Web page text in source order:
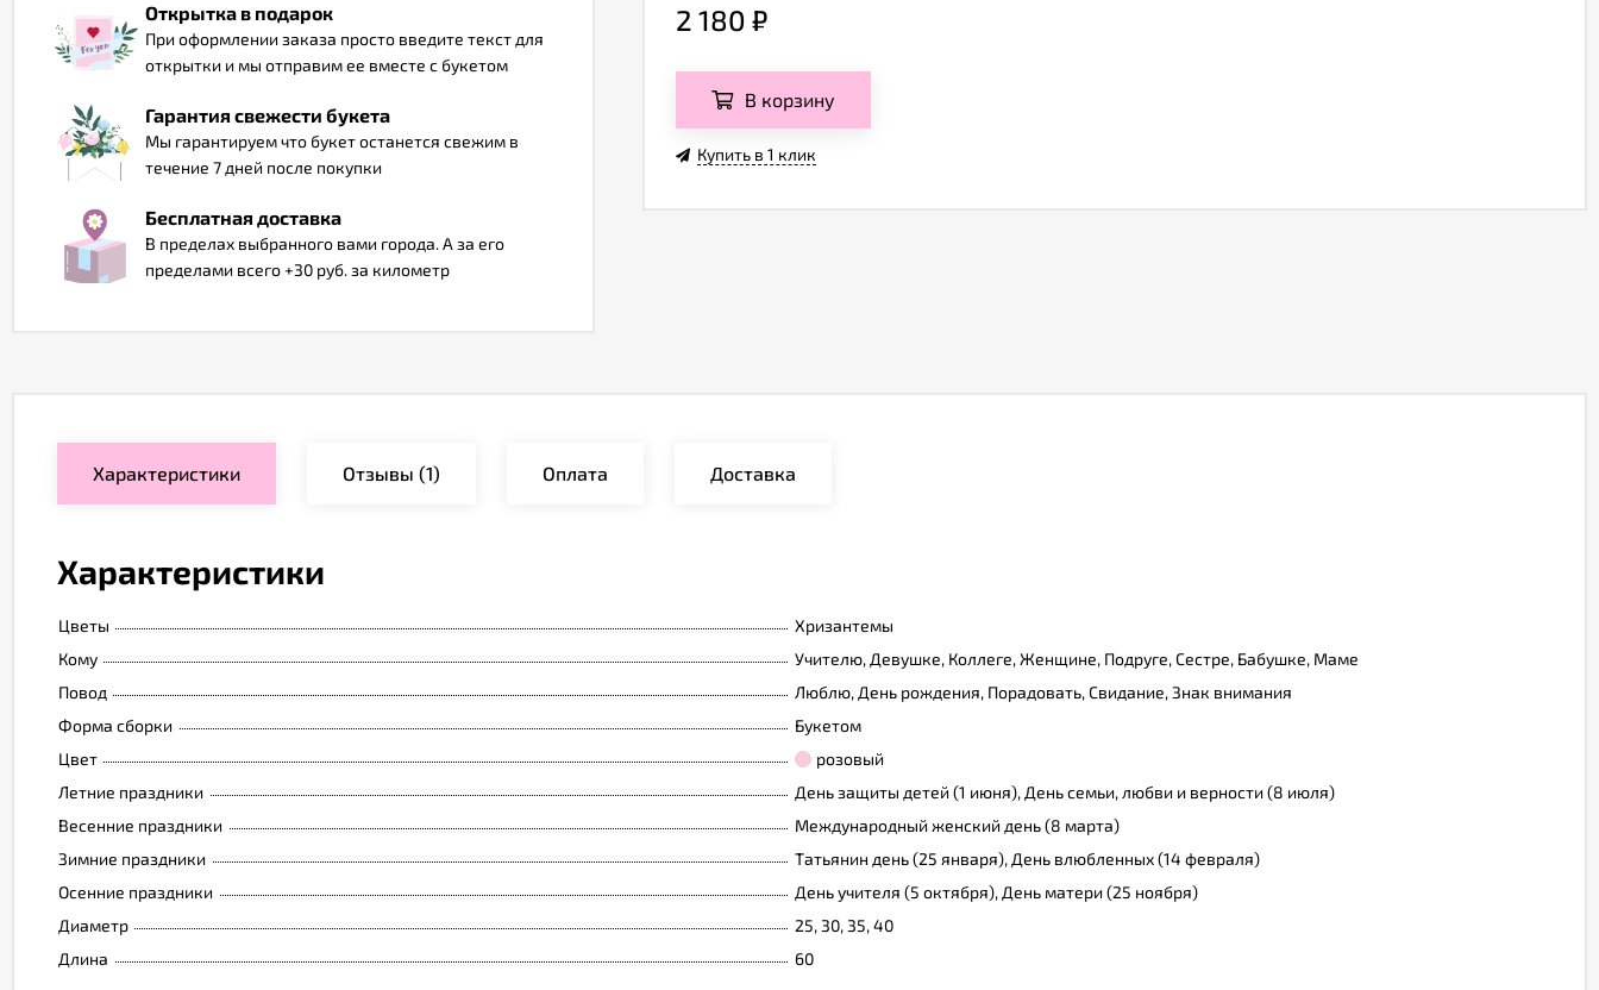
Открытка в подарок
При оформлении заказа просто введите текст для
открытки и мы отправим ее вместе с букетом
Гарантия свежести букета
Мы гарантируем что букет останется свежим в
течение 7 дней после покупки
Бесплатная доставка
В пределах выбранного вами города. А за его
пределами всего +30 руб. за километр
2 180 ₽
В корзину
Купить в 1 клик
Характеристики Отзывы (1) Оплата Доставка
Характеристики
Цветы
Хризантемы
Кому
Учителю, Девушке, Коллеге, Женщине, Подруге, Сестре, Бабушке, Маме
Повод
Люблю, День рождения, Порадовать, Свидание, Знак внимания
Форма сборки
Букетом
Цвет
розовый
Летние праздники
День защиты детей (1 июня), День семьи, любви и верности (8 июля)
Весенние праздники
Международный женский день (8 марта)
Зимние праздники
Татьянин день (25 января), День влюбленных (14 февраля)
Осенние праздники
День учителя (5 октября), День матери (25 ноября)
Диаметр
25, 30, 35, 40
Длина
60